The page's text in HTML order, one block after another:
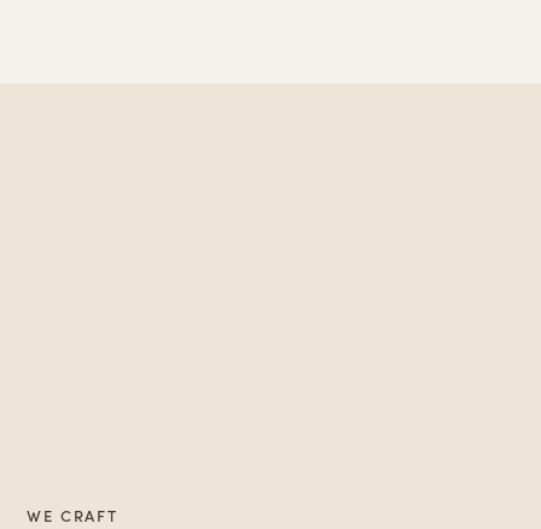
WE CRAFT